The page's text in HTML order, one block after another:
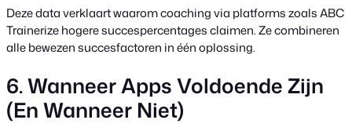
Deze data verklaart waarom coaching via platforms zoals ABC
Trainerize hogere succespercentages claimen. Ze combineren
alle bewezen succesfactoren in één oplossing.
6. Wanneer Apps Voldoende Zijn
(En Wanneer Niet)